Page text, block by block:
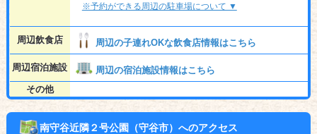
※予約ができる周辺の駐車場について ▼
周辺飲食店 周辺の子連れOKな飲食店情報はこちら
周辺宿泊施設
周辺の宿泊施設情報はこちら
その他
南守谷近隣２号公園（守谷市）へのアクセス